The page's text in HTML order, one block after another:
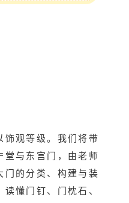
饰观等级。我们将带
堂与东宫门，由老师
门的分类、构建与装
懂门钉、门枕石、